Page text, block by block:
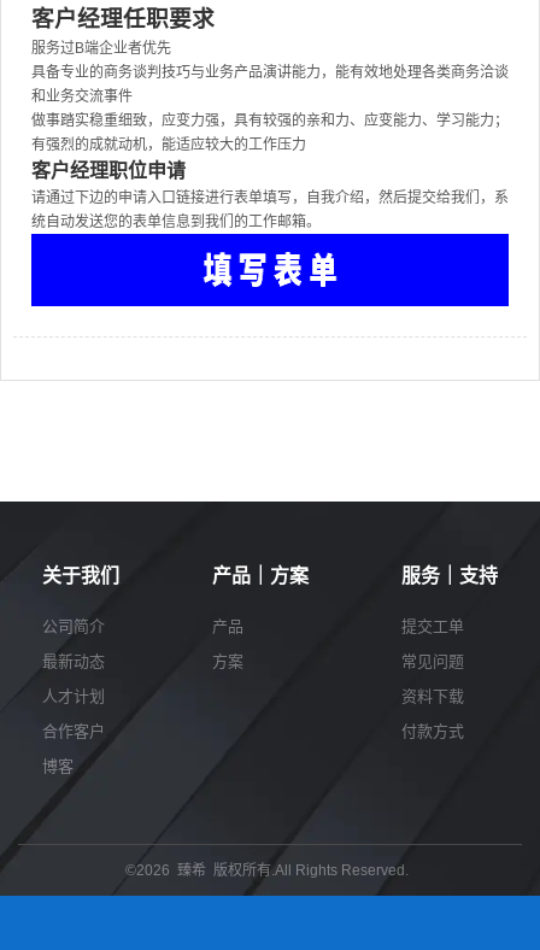
客户经理任职要求
服务过B端企业者优先
具备专业的商务谈判技巧与业务产品演讲能力，能有效地处理各类商务洽谈
和业务交流事件
做事踏实稳重细致，应变力强，具有较强的亲和力、应变能力、学习能力；
有强烈的成就动机，能适应较大的工作压力
客户经理职位申请
请通过下边的申请入口链接进行表单填写，自我介绍，然后提交给我们，系
统自动发送您的表单信息到我们的工作邮箱。
关于我们
公司简介
最新动态
人才计划
合作客户
博客
产品｜方案
产品
方案
服务｜支持
提交工单
常见问题
资料下载
付款方式
©2026 臻希 版权所有.All Rights Reserved.